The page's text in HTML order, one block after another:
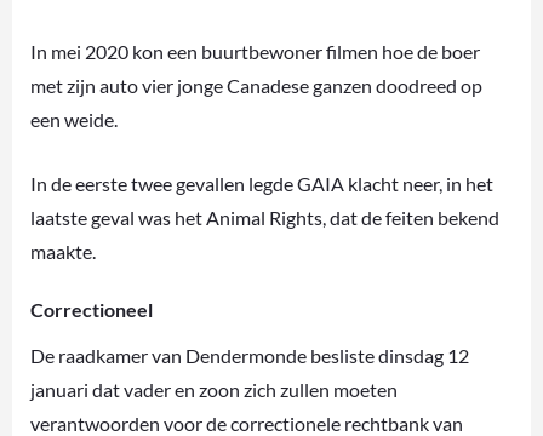
In mei 2020 kon een buurtbewoner filmen hoe de boer
met zijn auto vier jonge Canadese ganzen doodreed op
een weide.
In de eerste twee gevallen legde GAIA klacht neer, in het
laatste geval was het Animal Rights, dat de feiten bekend
maakte.
Correctioneel
De raadkamer van Dendermonde besliste dinsdag 12
januari dat vader en zoon zich zullen moeten
verantwoorden voor de correctionele rechtbank van